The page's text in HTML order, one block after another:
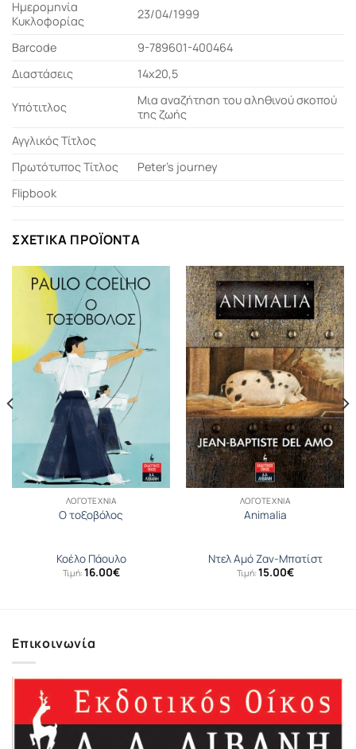
Ημερομηνία
Κυκλοφορίας
23/04/1999
Barcode
9-789601-400464
Διαστάσεις
14x20,5
Υπότιτλος
Μια αναζήτηση του αληθινού σκοπού
της ζωής
Αγγλικός Τίτλος
Πρωτότυπος Τίτλος
Peter's journey
Flipbook
ΣΧΕΤΙΚΆ ΠΡΟΪΌΝΤΑ
ΛΟΓΟΤΕΧΝΊΑ
Ο τοξοβόλος
Κοέλο Πάουλο
Τιμή: 16.00€
ΛΟΓΟΤΕΧΝΊΑ
Animalia
Ντελ Αµό Ζαν-Μπατίστ
Τιμή: 15.00€
Επικοινωνία